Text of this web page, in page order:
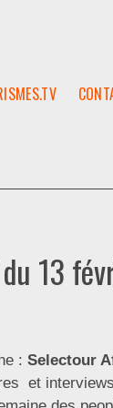
13
:Selectour
et